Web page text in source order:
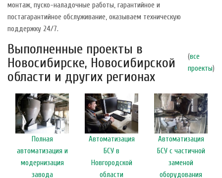
монтаж, пуско-наладочные работы, гарантийное и
постагарантийное обслуживание, оказываем техническую
поддержку 24/7.
Выполненные проекты в
Новосибирске, Новосибирской
области и других регионах
(все
проекты)
Полная
автоматизация и
модернизация
завода
Автоматизация
БСУ в
Новгородской
области
Автоматизация
БСУ с частичной
заменой
оборудования